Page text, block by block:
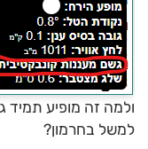
ולמה זה מופיע
למשל בחרמון?